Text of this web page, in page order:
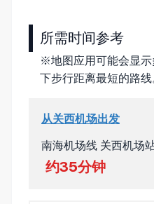
所需时间参考
※地图应用可能会显
下步行距离最短的路线
从关西机场出发
南海机场线 关西机场
约35分钟